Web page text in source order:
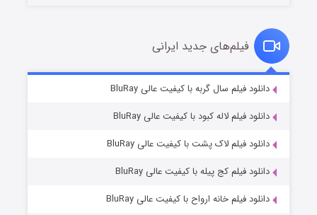
قسمت۷ (زیرنویس) منتشر شد
فیلم‌های جدید ایرانی
دانلود فیلم سال گربه با کیفیت عالی BluRay
دانلود فیلم لاله کبود با کیفیت عالی BluRay
دانلود فیلم لاک پشت با کیفیت عالی BluRay
دانلود فیلم کج‌ پیله با کیفیت عالی BluRay
دانلود فیلم خانه ارواح با کیفیت عالی BluRay